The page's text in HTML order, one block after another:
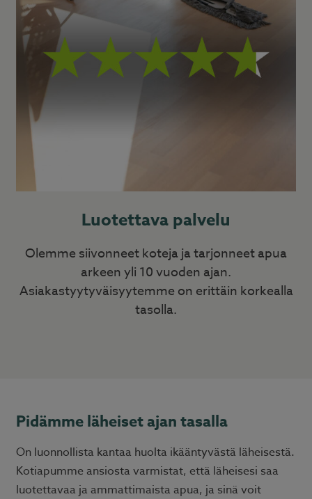
Luotettava palvelu
Olemme siivonneet koteja ja tarjonneet apua
arkeen yli 10 vuoden ajan.
Asiakastyytyväisyytemme on erittäin korkealla
tasolla.
Pidämme läheiset ajan tasalla
On luonnollista kantaa huolta ikääntyvästä läheisestä.
Kotiapumme ansiosta varmistat, että läheisesi saa
luotettavaa ja ammattimaista apua, ja sinä voit